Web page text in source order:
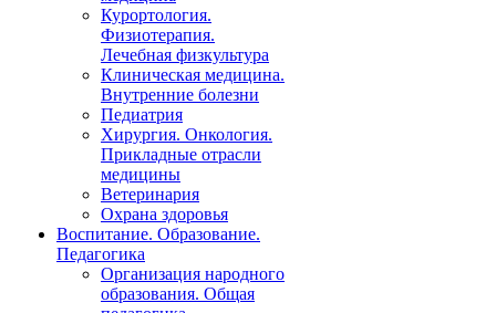
Курортология.
Физиотерапия.
Лечебная физкультура
Клиническая медицина.
Внутренние болезни
Педиатрия
Хирургия. Онкология.
Прикладные отрасли
медицины
Ветеринария
Охрана здоровья
Воспитание. Образование.
Педагогика
Организация народного
образования. Общая